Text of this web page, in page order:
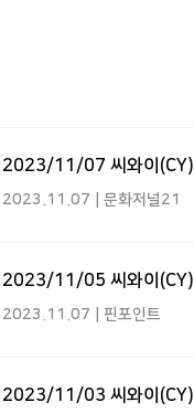
2023/11/07 씨와이(CY),
2023.11.07 | 문화저널21
2023/11/05 씨와이
2023.11.07 | 핀포인트
2023/11/03 씨와이(CY),